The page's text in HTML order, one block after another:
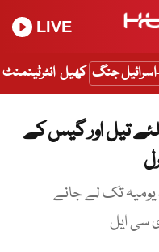
LIVE
اسرائیل جنگ کھیل انٹرٹینمنٹ
تک کیلئے تیل اور گیس کے
سے زائد یومیہ تک لے جانے
سی ایل